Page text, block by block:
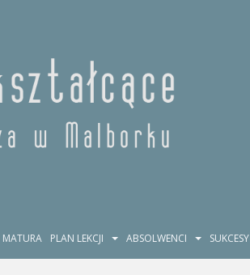
MATURA PLAN LEKCJI ABSOLWENCI SUKCESY